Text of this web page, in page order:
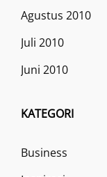
Agustus 2010
Juli 2010
Juni 2010
KATEGORI
Business